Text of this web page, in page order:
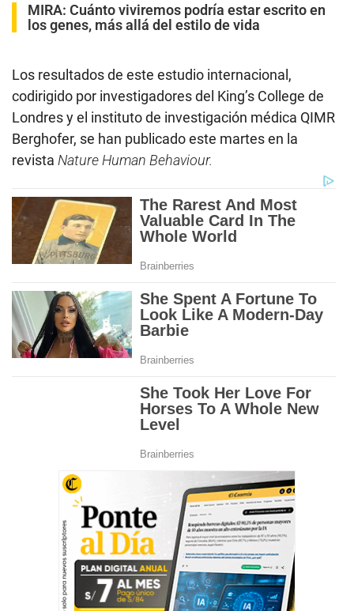
MIRA: Cuánto viviremos podría estar escrito en
los genes, más allá del estilo de vida
Los resultados de este estudio internacional,
codirigido por investigadores del King’s College de
Londres y el instituto de investigación médica QIMR
Berghofer, se han publicado este martes en la
revista Nature Human Behaviour.